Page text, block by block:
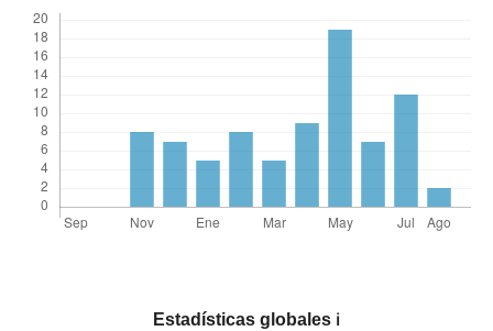
Estadísticas globales ℹ️